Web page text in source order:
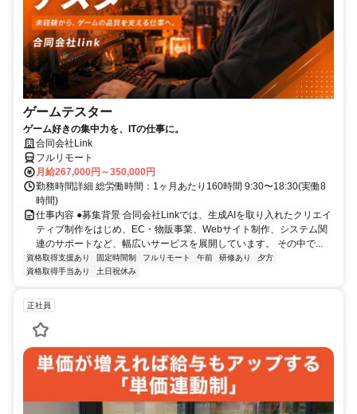
ゲームテスター
ゲーム好きの集中力を、ITの仕事に。
合同会社Link
フルリモート
月給267,000円～350,000円
勤務時間詳細 総労働時間：1ヶ月あたり160時間 9:30〜18:30(実働8
時間)
仕事内容 ●募集背景 合同会社Linkでは、生成AIを取り入れたクリエイ
ティブ制作をはじめ、EC・物販事業、Webサイト制作、システム関
連のサポートなど、幅広いサービスを展開しています。 その中で...
資格取得支援あり 固定時間制 フルリモート 午前 研修あり
夕方
資格取得手当あり
土日祝休み
正社員